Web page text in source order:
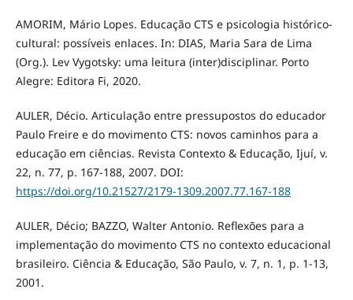
AMORIM, Mário Lopes. Educação CTS e psicologia histórico-
cultural: possíveis enlaces. In: DIAS, Maria Sara de Lima
(Org.). Lev Vygotsky: uma leitura (inter)disciplinar. Porto
Alegre: Editora Fi, 2020.
AULER, Décio. Articulação entre pressupostos do educador
Paulo Freire e do movimento CTS: novos caminhos para a
educação em ciências. Revista Contexto & Educação, Ijuí, v.
22, n. 77, p. 167-188, 2007. DOI:
https://doi.org/10.21527/2179-1309.2007.77.167-188
AULER, Décio; BAZZO, Walter Antonio. Reflexões para a
implementação do movimento CTS no contexto educacional
brasileiro. Ciência & Educação, São Paulo, v. 7, n. 1, p. 1-13,
2001.